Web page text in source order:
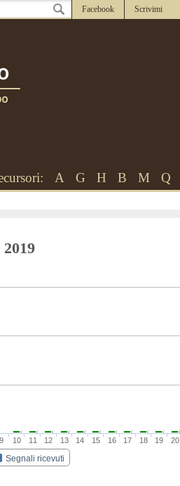
Facebook Scrivimi
A G H B M Q
Segnali ricevuti
9 10 11 12 13 14 15 16 17 18 19 20